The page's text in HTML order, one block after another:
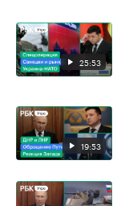
25:53
19:53